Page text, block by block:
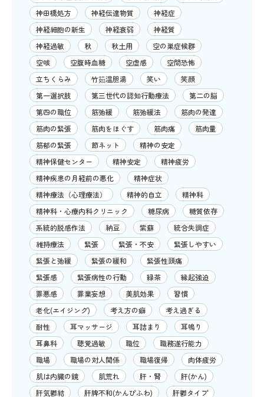
神田橋処方
神経伝達物質
神経症
神経細胞の新生
神経衰弱
神経質
神経過敏
秋 秋土用
空の巣症候群
空咳
空腹時血糖 空虚感
空間恐怖
立ちくらみ
竹筎温胆湯 笑い
笑顔
第一選択肢
第三世代の認知行動療法
第二の脳
第四の職位
筋弛緩 筋弛緩法
筋肉の発達
筋肉の緊張
筋肉をほぐす 筋肉痛
筋肉量
筋郁の緊張
節ネット
精神の安定
精神保健センター
精神安定
精神疲労
精神疾患の月経前の悪化
精神症状
精神療法（心理療法）
精神的自立
精神科
精神科・心療内科クリニック
糖尿病
糖質依存
系統的脱感作法
納豆 紫蘇
統合失調症
維持療法
緊張 緊張・不安
緊張しやすい
緊張と弛緩
緊張の緩和
緊張性頭痛
緊張感
緊張病性の行動 緑茶
縁起強迫
罪悪感
罪業妄想 美肌効果
習慣
老化(エイジング)
考え方の癖
考え過ぎる
耐性
耳マッサージ 耳詰まり
耳鳴り
耳鼻科
聴覚過敏 職位
職務遂行能力
職場
職場の対人関係 職場復帰
肉体疲労
肌は内臓の鏡
肌荒れ 肝・腎
肝(かん)
肝気鬱結
肝脾不和(かんぴふわ) 肝鬱タイプ